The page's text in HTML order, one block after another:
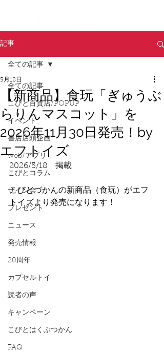
記事
全ての記事
こびと百貨店/POPUP
イベント
書店店頭企画
web/アプリ
こびとコラム
サイン会
プレゼント
ニュース
発売情報
20周年
カプセルトイ
読者の声
キャンペーン
こびとはくぶつかん
FAQ
全ての記事
【新商品】食玩「ぎゅうぶ
らりんマスコット」を
2026年11月30日発売！by
エフトイズ
5月18日
2026/5/18　掲載
こびとづかんの新商品（食玩）がエフ
トイズより発売になります！